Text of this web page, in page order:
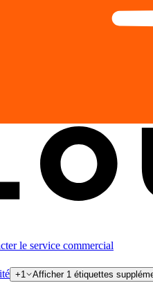
le service commercial
+1
Afficher 1 étiquettes